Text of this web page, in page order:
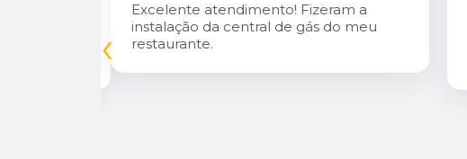
Excelente atendimento! Fizeram a
instalação da central de gás do meu
restaurante.
‹